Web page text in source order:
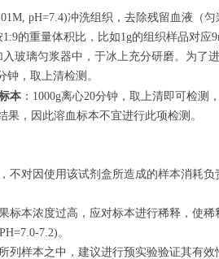
pH=7.4)冲洗组织，去除残留血液（
的重量体积比，比如1g的组织样品对
玻璃匀浆器中，于冰上充分研磨。为
钟，取上清检测。
本 ：1000g离心20分钟，取上清即可检
果，因此溶血标本不宜进行此项检测。
不对因使用该试剂盒所造成的样本消耗
标本浓度过高，应对标本进行稀释，使
7.2)。
列样本之中，建议进行预实验验证其有效